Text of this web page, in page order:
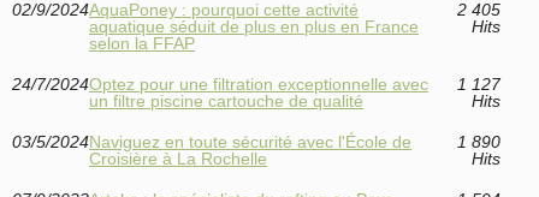
02/9/2024AquaPoney : pourquoi cette activité
aquatique séduit de plus en plus en France
selon la FFAP
2 405
Hits
24/7/2024Optez pour une filtration exceptionnelle avec
un filtre piscine cartouche de qualité
1 127
Hits
03/5/2024Naviguez en toute sécurité avec l'École de
Croisière à La Rochelle
1 890
Hits